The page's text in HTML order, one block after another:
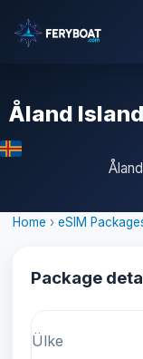
Åland
Home › eSIM
Package
Ülke